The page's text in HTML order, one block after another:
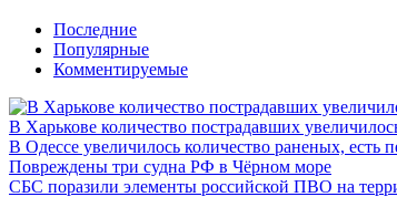
Последние
Популярные
Комментируемые
В Харькове количество пострадавших
В Одессе увеличилось количество раненых, есть
Повреждены три судна РФ в Чёрном море
СБС поразили элементы российской ПВО на